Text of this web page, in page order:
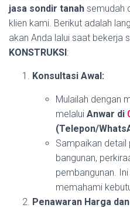
jasa sondir tanah semudah
klien kami. Berikut adalah
akan Anda lalui saat bekerja
KONSTRUKSI:
Konsultasi Awal:
Mulailah dengan
melalui Anwar di
(Telepon/
Sampaikan detail
bangunan,
pembangunan.
memahami
Penawaran Harga